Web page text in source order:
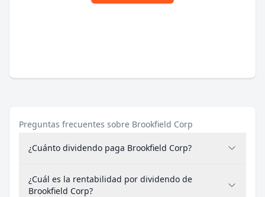
Preguntas frecuentes sobre Brookfield Corp
¿Cuánto dividendo paga Brookfield Corp?
¿Cuál es la rentabilidad por dividendo de
Brookfield Corp?